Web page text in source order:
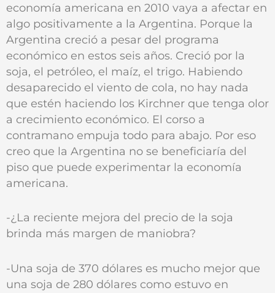
economía americana en 2010 vaya a afectar en
algo positivamente a la Argentina. Porque la
Argentina creció a pesar del programa
económico en estos seis años. Creció por la
soja, el petróleo, el maíz, el trigo. Habiendo
desaparecido el viento de cola, no hay nada
que estén haciendo los Kirchner que tenga olor
a crecimiento económico. El corso a
contramano empuja todo para abajo. Por eso
creo que la Argentina no se beneficiaría del
piso que puede experimentar la economía
americana.
-¿La reciente mejora del precio de la soja
brinda más margen de maniobra?
-Una soja de 370 dólares es mucho mejor que
una soja de 280 dólares como estuvo en